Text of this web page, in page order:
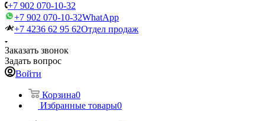
+7 902 070-10-32
+7 902 070-10-32WhatApp
+7 4236 62 95 62Отдел продаж
Заказать звонок
Задать вопрос
Войти
Корзина0
Избранные товары0